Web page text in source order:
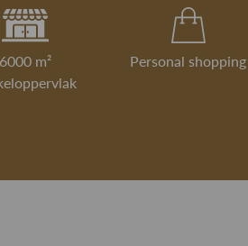
6000 m²
Personal shopping